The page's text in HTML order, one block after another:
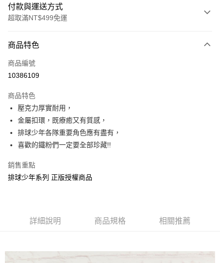
付款與運送方式
超取滿NT$499免運
信用卡一次付款
超商取貨付款
Apple Pay
街口支付
悠遊付
AFTEE先享後付
相關說明
２．便利：只要手機號碼，簡訊認證，即可結帳。
１．於結帳方式選擇「AFTEE先享後付」後，將跳轉至「AFTEE先享後付」
商品特色
商品編號
10386109
商品特色
壓克力厚實耐用，
金屬扣環，既療癒又有質感，
排球少年各隊重要角色應有盡有，
喜歡的鐵粉們一定要全部珍藏!!
銷售重點
排球少年系列 正版授權商品
詳細說明 商品規格 相關推薦